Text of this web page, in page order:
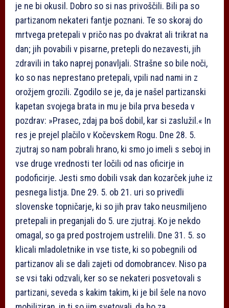
je ne bi okusil. Dobro so si nas privoščili. Bili pa so
partizanom nekateri fantje poznani. Te so skoraj do
mrtvega pretepali v pričo nas po dvakrat ali trikrat na
dan; jih povabili v pisarne, pretepli do nezavesti, jih
zdravili in tako naprej ponavljali. Strašne so bile noči,
ko so nas neprestano pretepali, vpili nad nami in z
orožjem grozili. Zgodilo se je, da je našel partizanski
kapetan svojega brata in mu je bila prva beseda v
pozdrav: »Prasec, zdaj pa boš dobil, kar si zaslužil.« In
res je prejel plačilo v Kočevskem Rogu. Dne 28. 5.
zjutraj so nam pobrali hrano, ki smo jo imeli s seboj in
vse druge vrednosti ter ločili od nas oficirje in
podoficirje. Jesti smo dobili vsak dan kozarček juhe iz
pesnega listja. Dne 29. 5. ob 21. uri so privedli
slovenske topničarje, ki so jih prav tako neusmiljeno
pretepali in preganjali do 5. ure zjutraj. Ko je nekdo
omagal, so ga pred postrojem ustrelili. Dne 31. 5. so
klicali mladoletnike in vse tiste, ki so pobegnili od
partizanov ali se dali zajeti od domobrancev. Niso pa
se vsi taki odzvali, ker so se nekateri posvetovali s
partizani, seveda s kakim takim, ki je bil šele na novo